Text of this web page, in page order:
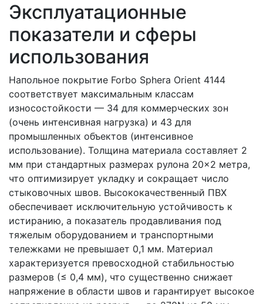
Эксплуатационные
показатели и сферы
использования
Напольное покрытие Forbo Sphera Orient 4144
соответствует максимальным классам
износостойкости — 34 для коммерческих зон
(очень интенсивная нагрузка) и 43 для
промышленных объектов (интенсивное
использование). Толщина материала составляет 2
мм при стандартных размерах рулона 20×2 метра,
что оптимизирует укладку и сокращает число
стыковочных швов. Высококачественный ПВХ
обеспечивает исключительную устойчивость к
истиранию, а показатель продавливания под
тяжелым оборудованием и транспортными
тележками не превышает 0,1 мм. Материал
характеризуется превосходной стабильностью
размеров (≤ 0,4 мм), что существенно снижает
напряжение в области швов и гарантирует высокое